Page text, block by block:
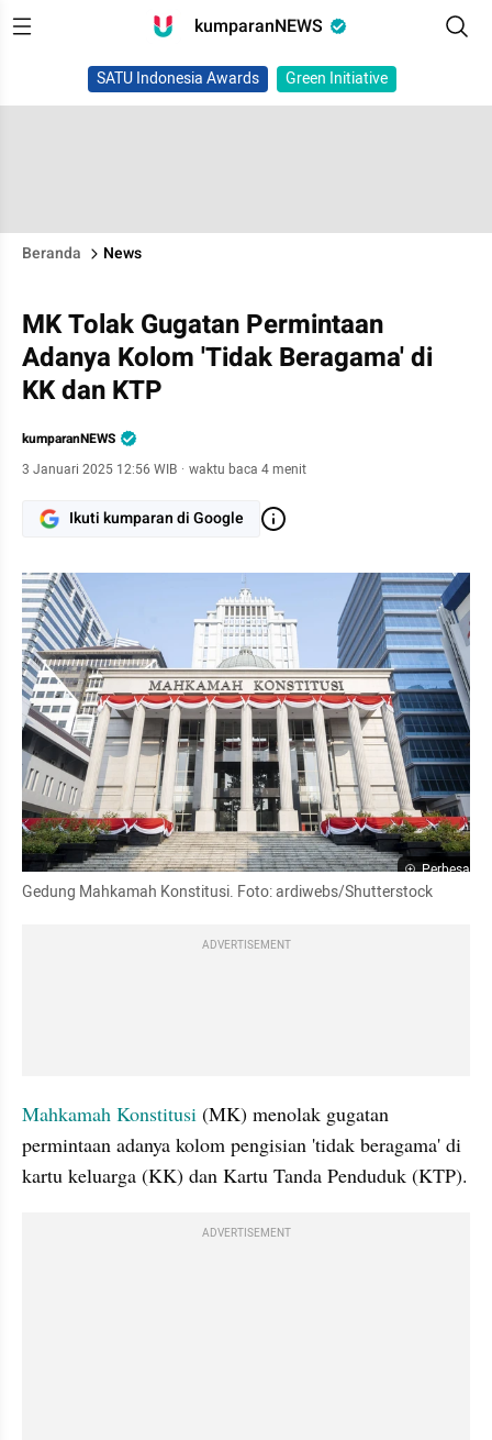
kumparanNEWS
SATU Indonesia Awards Green Initiative
Beranda News
MK Tolak Gugatan Permintaan
Adanya Kolom 'Tidak Beragama' di
KK dan KTP
kumparanNEWS
3 Januari 2025 12:56 WIB · waktu baca 4 menit
Ikuti kumparan di Google
Perbesar
Gedung Mahkamah Konstitusi. Foto: ardiwebs/Shutterstock
ADVERTISEMENT
Mahkamah Konstitusi (MK) menolak gugatan
permintaan adanya kolom pengisian 'tidak beragama' di
kartu keluarga (KK) dan Kartu Tanda Penduduk (KTP).
ADVERTISEMENT